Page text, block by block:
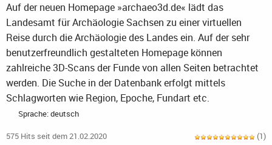
Auf der neuen Homepage »archaeo3d.de« lädt das
Landesamt für Archäologie Sachsen zu einer virtuellen
Reise durch die Archäologie des Landes ein. Auf der sehr
benutzerfreundlich gestalteten Homepage können
zahlreiche 3D-Scans der Funde von allen Seiten betrachtet
werden. Die Suche in der Datenbank erfolgt mittels
Schlagworten wie Region, Epoche, Fundart etc.
Sprache: deutsch
575 Hits seit dem 21.02.2020 (1)